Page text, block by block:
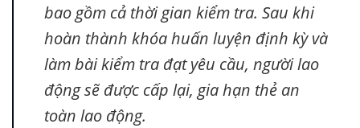
bao gồm cả thời gian kiểm tra. Sau khi
hoàn thành khóa huấn luyện định kỳ và
làm bài kiểm tra đạt yêu cầu, người lao
động sẽ được cấp lại, gia hạn thẻ an
toàn lao động.